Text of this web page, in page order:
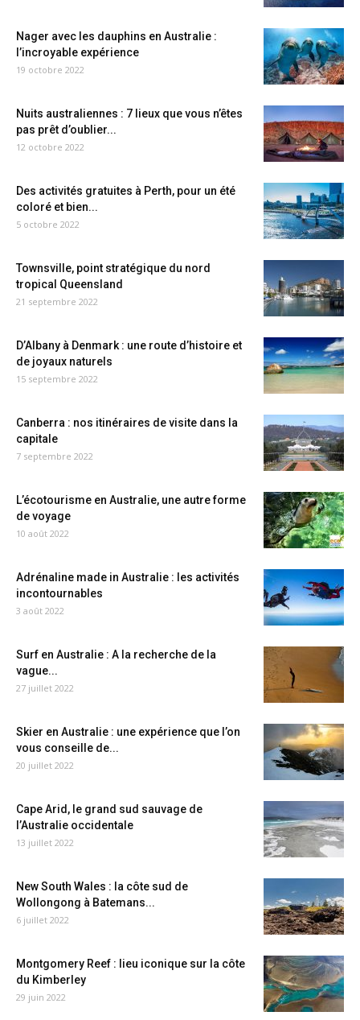
Nager avec les dauphins en Australie :
l’incroyable expérience
19 octobre 2022
Nuits australiennes : 7 lieux que vous n’êtes
pas prêt d’oublier...
12 octobre 2022
Des activités gratuites à Perth, pour un été
coloré et bien...
5 octobre 2022
Townsville, point stratégique du nord
tropical Queensland
21 septembre 2022
D’Albany à Denmark : une route d’histoire et
de joyaux naturels
15 septembre 2022
Canberra : nos itinéraires de visite dans la
capitale
7 septembre 2022
L’écotourisme en Australie, une autre forme
de voyage
10 août 2022
Adrénaline made in Australie : les activités
incontournables
3 août 2022
Surf en Australie : A la recherche de la
vague...
27 juillet 2022
Skier en Australie : une expérience que l’on
vous conseille de...
20 juillet 2022
Cape Arid, le grand sud sauvage de
l’Australie occidentale
13 juillet 2022
New South Wales : la côte sud de
Wollongong à Batemans...
6 juillet 2022
Montgomery Reef : lieu iconique sur la côte
du Kimberley
29 juin 2022